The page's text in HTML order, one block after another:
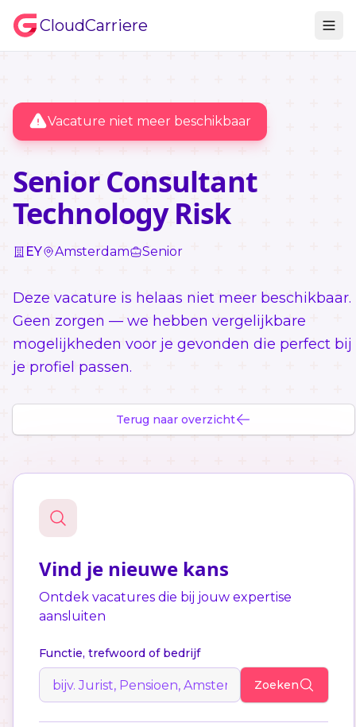
CloudCarriere
Vacature niet meer beschikbaar
Senior Consultant
Technology Risk
EY Amsterdam Senior
Deze vacature is helaas niet meer beschikbaar.
Geen zorgen — we hebben vergelijkbare
mogelijkheden voor je gevonden die perfect bij
je profiel passen.
Terug naar overzicht
Vind je nieuwe kans
Ontdek vacatures die bij jouw expertise
aansluiten
Functie, trefwoord of bedrijf
Zoeken